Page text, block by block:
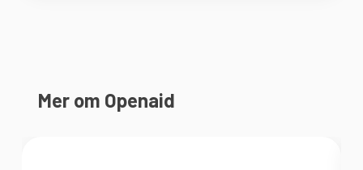
Mer om Openaid